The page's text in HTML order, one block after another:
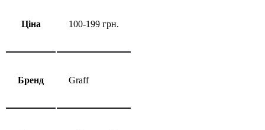
Ціна 100-199 грн.
Бренд Graff